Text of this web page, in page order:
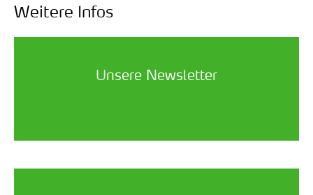
Weitere Infos
Unsere Newsletter